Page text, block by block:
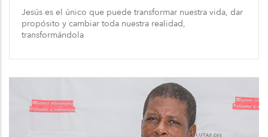
Jesús es el único que puede transformar nuestra vida, dar
propósito y cambiar toda nuestra realidad,
transformándola